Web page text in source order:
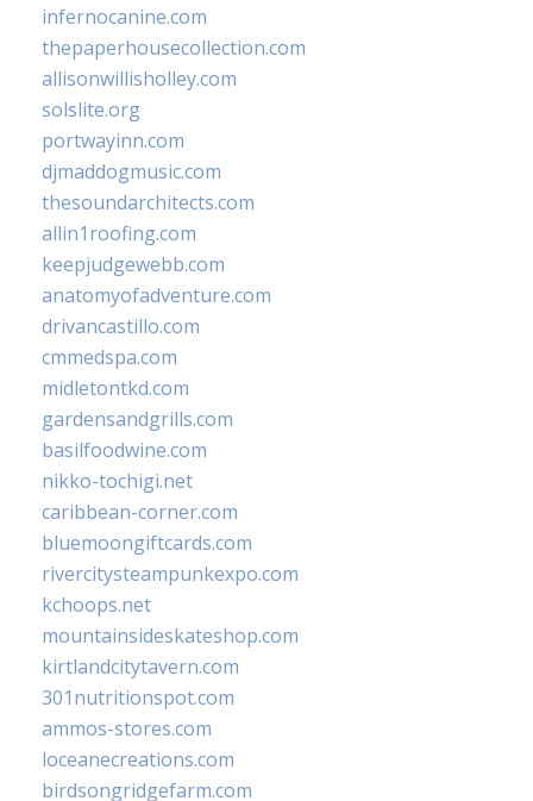
infernocanine.com
thepaperhousecollection.com
allisonwillisholley.com
solslite.org
portwayinn.com
djmaddogmusic.com
thesoundarchitects.com
allin1roofing.com
keepjudgewebb.com
anatomyofadventure.com
drivancastillo.com
cmmedspa.com
midletontkd.com
gardensandgrills.com
basilfoodwine.com
nikko-tochigi.net
caribbean-corner.com
bluemoongiftcards.com
rivercitysteampunkexpo.com
kchoops.net
mountainsideskateshop.com
kirtlandcitytavern.com
301nutritionspot.com
ammos-stores.com
loceanecreations.com
birdsongridgefarm.com